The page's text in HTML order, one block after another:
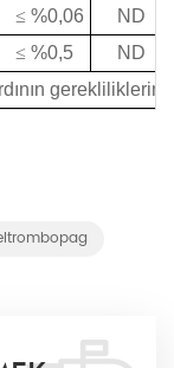
≤ %0,06
ND
≤ %0,5
ND